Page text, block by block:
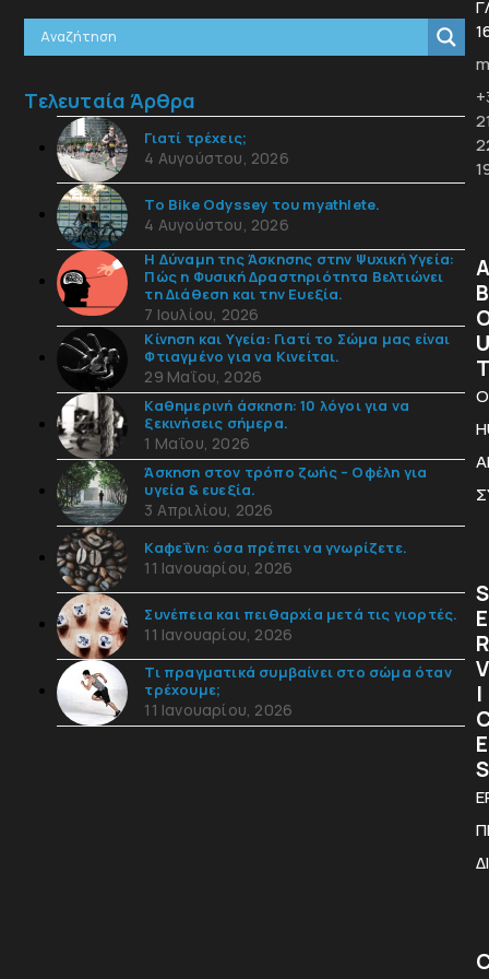
Τελευταία Άρθρα
Γιατί τρέχεις;
4 Αυγούστου, 2026
Το Bike Odyssey του myathlete.
4 Αυγούστου, 2026
Η Δύναμη της Άσκησης στην Ψυχική Υγεία:
Πώς η Φυσική Δραστηριότητα Βελτιώνει
τη Διάθεση και την Ευεξία.
7 Ιουλίου, 2026
Κίνηση και Υγεία: Γιατί το Σώμα μας είναι
Φτιαγμένο για να Κινείται.
29 Μαΐου, 2026
Καθημερινή άσκηση: 10 λόγοι για να
ξεκινήσεις σήμερα.
1 Μαΐου, 2026
Άσκηση στον τρόπο ζωής – Οφέλη για
υγεία & ευεξία.
3 Απριλίου, 2026
Καφεΐνη: όσα πρέπει να γνωρίζετε.
11 Ιανουαρίου, 2026
Συνέπεια και πειθαρχία μετά τις γιορτές.
11 Ιανουαρίου, 2026
Τι πραγματικά συμβαίνει στο σώμα όταν
τρέχουμε;
11 Ιανουαρίου, 2026
A
B
U
T
S
E
R
V
I
E
S